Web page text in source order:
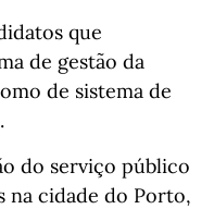
que
de gestão da
de sistema de
do serviço público
na cidade do Porto,